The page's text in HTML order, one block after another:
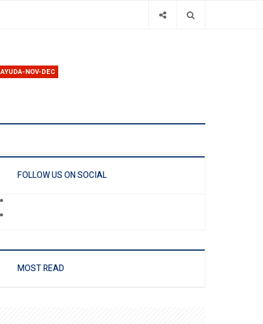
AYUDA-NOV-DEC
FOLLOW US ON SOCIAL
MOST READ